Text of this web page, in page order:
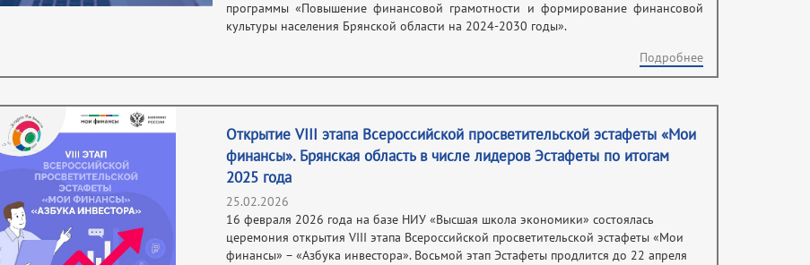
программы «Повышение финансовой грамотности и формирование финансовой
культуры населения Брянской области на 2024-2030 годы».
Подробнее
Открытие VIII этапа Всероссийской просветительской эстафеты «Мои
финансы». Брянская область в числе лидеров Эстафеты по итогам
2025 года
25.02.2026
16 февраля 2026 года на базе НИУ «Высшая школа экономики» состоялась
церемония открытия VIII этапа Всероссийской просветительской эстафеты «Мои
финансы» – «Азбука инвестора». Восьмой этап Эстафеты продлится до 22 апреля